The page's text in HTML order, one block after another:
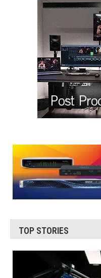
TOP STORIES